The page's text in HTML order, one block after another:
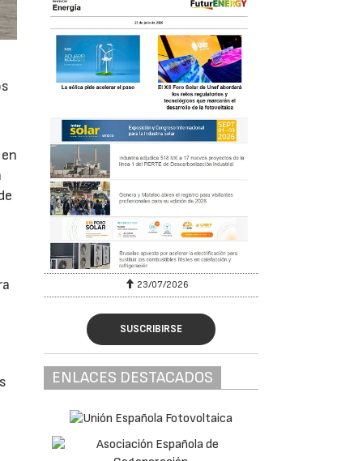
SUSCRIBIRSE
ENLACES DESTACADOS